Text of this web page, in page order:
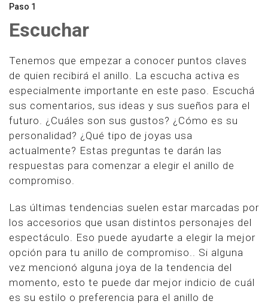
Paso 1
Escuchar
Tenemos que empezar a conocer puntos claves
de quien recibirá el anillo. La escucha activa es
especialmente importante en este paso. Escuchá
sus comentarios, sus ideas y sus sueños para el
futuro. ¿Cuáles son sus gustos? ¿Cómo es su
personalidad? ¿Qué tipo de joyas usa
actualmente? Estas preguntas te darán las
respuestas para comenzar a elegir el anillo de
compromiso.
Las últimas tendencias suelen estar marcadas por
los accesorios que usan distintos personajes del
espectáculo. Eso puede ayudarte a elegir la mejor
opción para tu anillo de compromiso.. Si alguna
vez mencionó alguna joya de la tendencia del
momento, esto te puede dar mejor indicio de cuál
es su estilo o preferencia para el anillo de